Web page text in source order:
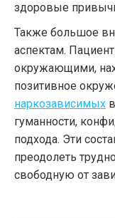
здоровые
Также большое
аспектам.
окружающими,
позитивное
наркозависимых
гуманности,
подхода. Эти
преодолеть
свободную от